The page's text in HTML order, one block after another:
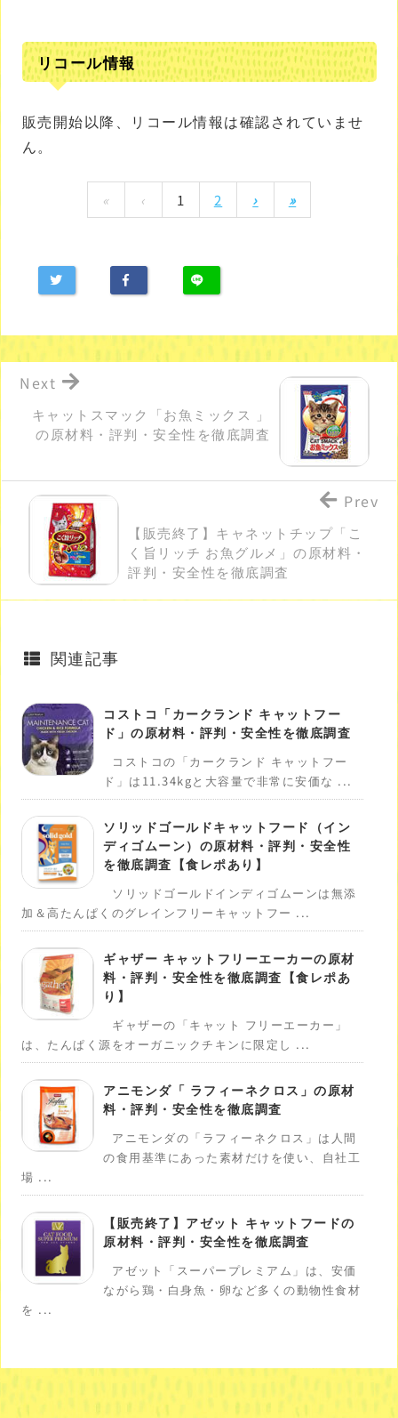
リコール情報
販売開始以降、リコール情報は確認されていませ
ん。
« ‹ 1 2 › »
キャットスマック「お魚ミックス 」
の原材料・評判・安全性を徹底調査
Next
【販売終了】キャネットチップ「こ
く旨リッチ お魚グルメ」の原材料・
評判・安全性を徹底調査
Prev
関連記事
コストコ「カークランド キャットフー
ド」の原材料・評判・安全性を徹底調査
コストコの「カークランド キャットフー
ド」は11.34kgと大容量で非常に安価な ...
ソリッドゴールドキャットフード（イン
ディゴムーン）の原材料・評判・安全性
を徹底調査【食レポあり】
ソリッドゴールドインディゴムーンは無添
加＆高たんぱくのグレインフリーキャットフー ...
ギャザー キャットフリーエーカーの原材
料・評判・安全性を徹底調査【食レポあ
り】
ギャザーの「キャット フリーエーカー」
は、たんぱく源をオーガニックチキンに限定し ...
アニモンダ「 ラフィーネクロス」の原材
料・評判・安全性を徹底調査
アニモンダの「ラフィーネクロス」は人間
の食用基準にあった素材だけを使い、自社工
場 ...
【販売終了】アゼット キャットフードの
原材料・評判・安全性を徹底調査
アゼット「スーパープレミアム」は、安価
ながら鶏・白身魚・卵など多くの動物性食材
を ...